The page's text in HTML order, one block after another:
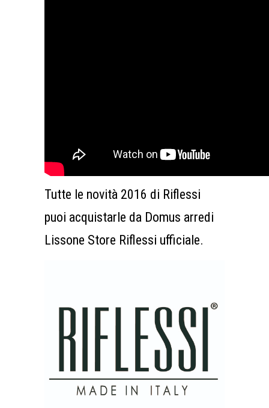
Tutte le novità 2016 di Riflessi
puoi acquistarle da Domus arredi
Lissone Store Riflessi ufficiale.